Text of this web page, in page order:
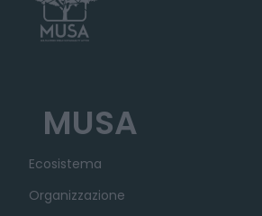
MUSA
Ecosistema
Organizzazione